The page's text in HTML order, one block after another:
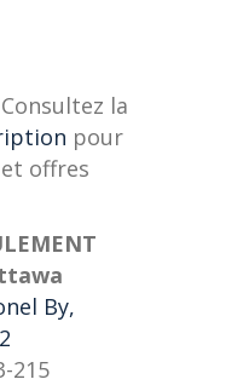
Consultez la
pour
offres
By,
215